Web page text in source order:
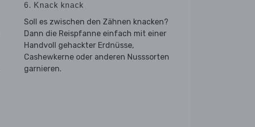
6. Knack knack
Soll es zwischen den Zähnen knacken?
Dann die Reispfanne einfach mit einer
Handvoll gehackter Erdnüsse,
Cashewkerne oder anderen Nusssorten
garnieren.